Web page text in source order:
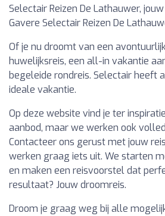
Selectair Reizen De Lathauwer,
Gavere Selectair Reizen De
Of je nu droomt van een
huwelijksreis, een all-in vakantie
begeleide rondreis. Selectair heeft
ideale vakantie.
Op deze website vind je ter
aanbod, maar we werken ook
Contacteer ons gerust met jouw
werken graag iets uit. We starten
en maken een reisvoorstel dat
resultaat? Jouw droomreis.
Droom je graag weg bij alle